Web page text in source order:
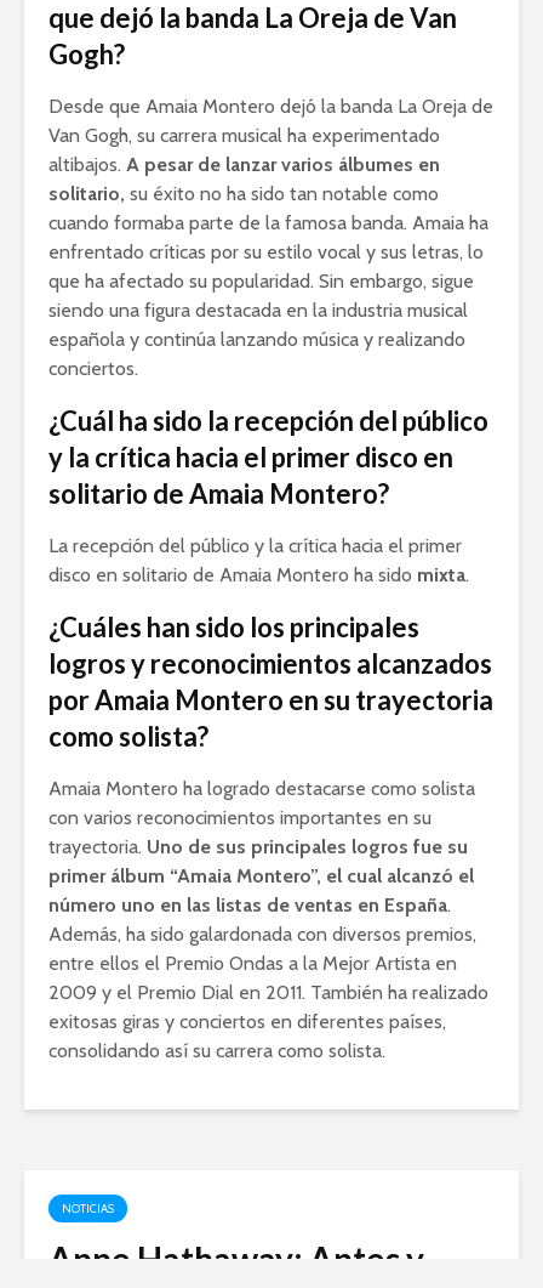
que dejó la banda La Oreja de Van
Gogh?
Desde que Amaia Montero dejó la banda La Oreja de
Van Gogh, su carrera musical ha experimentado
altibajos. A pesar de lanzar varios álbumes en
solitario, su éxito no ha sido tan notable como
cuando formaba parte de la famosa banda. Amaia ha
enfrentado críticas por su estilo vocal y sus letras, lo
que ha afectado su popularidad. Sin embargo, sigue
siendo una figura destacada en la industria musical
española y continúa lanzando música y realizando
conciertos.
¿Cuál ha sido la recepción del público
y la crítica hacia el primer disco en
solitario de Amaia Montero?
La recepción del público y la crítica hacia el primer
disco en solitario de Amaia Montero ha sido mixta.
¿Cuáles han sido los principales
logros y reconocimientos alcanzados
por Amaia Montero en su trayectoria
como solista?
Amaia Montero ha logrado destacarse como solista
con varios reconocimientos importantes en su
trayectoria. Uno de sus principales logros fue su
primer álbum “Amaia Montero”, el cual alcanzó el
número uno en las listas de ventas en España.
Además, ha sido galardonada con diversos premios,
entre ellos el Premio Ondas a la Mejor Artista en
2009 y el Premio Dial en 2011. También ha realizado
exitosas giras y conciertos en diferentes países,
consolidando así su carrera como solista.
NOTICIAS
Anne Hathaway: Antes y